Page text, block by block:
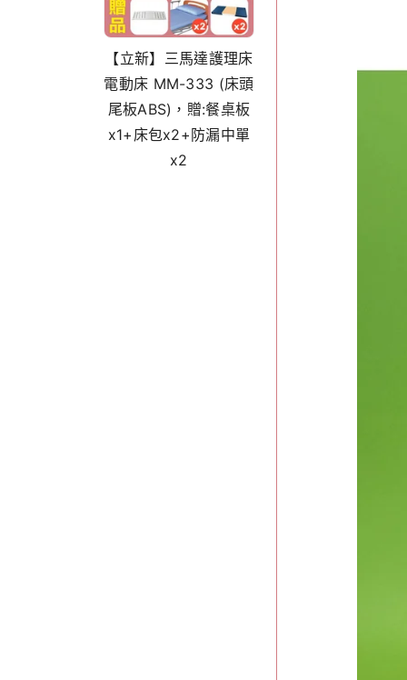
【立新】三馬達護理床
電動床 MM-333 (床頭
尾板ABS)，贈:餐桌板
x1+床包x2+防漏中單
x2